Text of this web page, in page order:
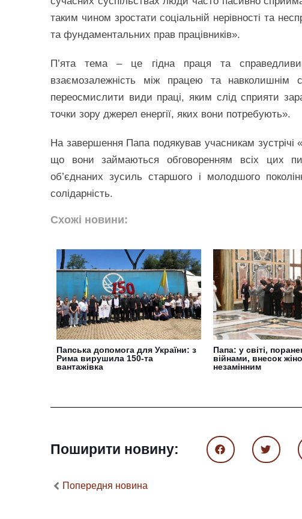
таким чином зростати соціальній нерівності та
та фундаментальних прав працівників».
П’ята тема – це гідна праця та
взаємозалежність між працею та
переосмислити види праці, яким слід сприяти
точки зору джерел енергії, яких вони потребують».
На завершення Папа подякував учасникам
що вони займаються обговоренням всіх цих
об’єднаних зусиль старшого і молодшого
солідарність.
Схожі новини:
Папська допомога для України: з
Рима вирушила 150-та
вантажівка
Папа: у світі,
війнами, внесок
незамінним
Поширити новину:
Попередня новина